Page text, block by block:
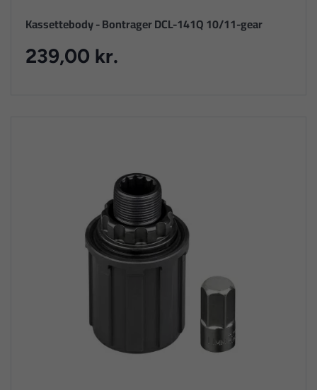
Kassettebody - Bontrager DCL-141Q 10/11-gear
239,00 kr.